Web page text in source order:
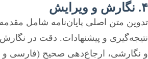
۴. نگارش و ویرایش
تدوین متن اصلی پایان‌نامه شامل
نتیجه‌گیری و پیشنهادات. دقت در
و نگارشی، ارجاع‌دهی صحیح (فارسی و